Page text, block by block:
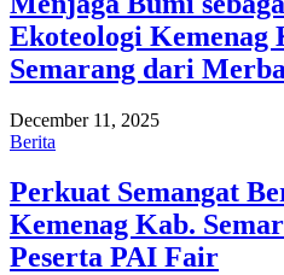
Ekoteologi Kemenag
Semarang dari
December 11, 2025
Berita
Perkuat Semangat
Kemenag Kab.
Peserta PAI Fair